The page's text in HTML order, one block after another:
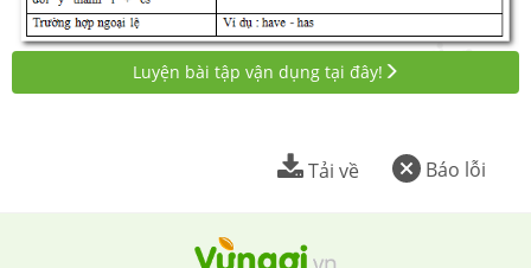
Luyện bài tập vận dụng tại đây!
Báo lỗi
Tải về